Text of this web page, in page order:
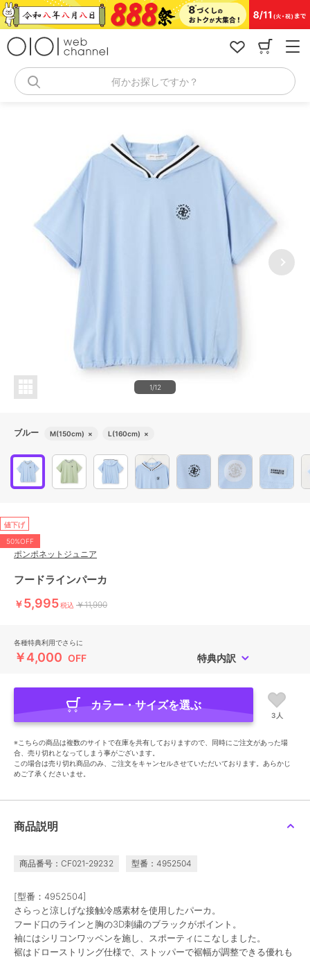
コ
ン
何かお探しですか？
1/12
ブルー M(150cm) × L(160cm) ×
値下げ
50%OFF
ポンポネットジュニア
フードラインパーカ
￥5,995税込 ￥11,990
各種特典利用でさらに
￥4,000 OFF 特典内訳
カラー・サイズを選ぶ
3人
※こちらの商品は複数のサイトで在庫を共有しておりますので、同時にご注文があった場
合、売り切れとなってしまう事がございます。
この場合は売り切れ商品のみ、ご注文をキャンセルさせていただいております。あらかじ
めご了承くださいませ。
商品説明
商品番号：CF021-29232 型番：4952504
[型番：4952504]
さらっと涼しげな接触冷感素材を使用したパーカ。
フード口のラインと胸の3D刺繍のブラックがポイント。
袖にはシリコンワッペンを施し、スポーティにこなしました。
裾はドローストリング仕様で、ストッパーで裾幅が調整できる優れも